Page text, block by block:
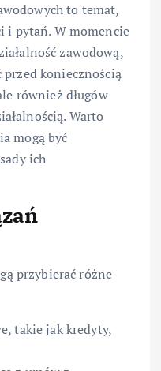
to temat,
i pytań. W momencie
zawodową,
przed koniecznością
również długów
Warto
mogą być
ich
przybierać różne
takie jak kredyty,